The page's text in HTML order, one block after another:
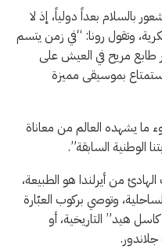
بالسلام بعداً دولياً، إذ لا
وتقول رونا: “في زمن يتسم
طابع مريح في العيش على
بموسيقى مميزة
ما يشهده العالم من معاناة
الوطنية السابقة”.
من أيرلندا هو الطبيعة،
وتوصي بركوب العبّارة
هيد” التاريخية، أو